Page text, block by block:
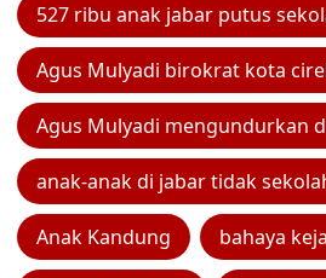
527 ribu anak jabar putus
Agus Mulyadi birokrat kota
Agus Mulyadi mengundurkan
anak-anak di jabar tidak
Anak Kandung bahaya